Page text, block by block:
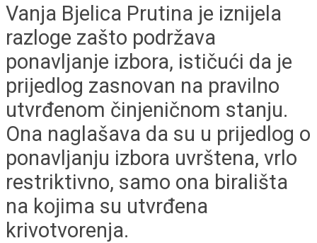
Vanja Bjelica Prutina je iznijela
razloge zašto podržava
ponavljanje izbora, ističući da je
prijedlog zasnovan na pravilno
utvrđenom činjeničnom stanju.
Ona naglašava da su u prijedlog o
ponavljanju izbora uvrštena, vrlo
restriktivno, samo ona birališta
na kojima su utvrđena
krivotvorenja.